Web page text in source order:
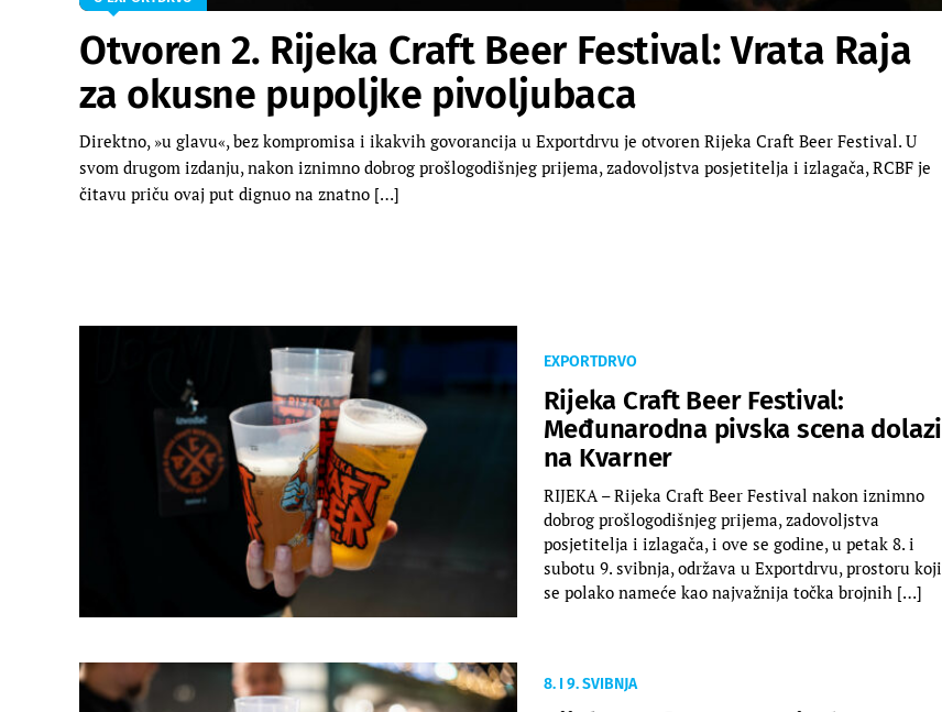
Otvoren 2. Rijeka Craft Beer Festival: Vrata Raja
za okusne pupoljke pivoljubaca
Direktno, »u glavu«, bez kompromisa i ikakvih govorancija u Exportdrvu je otvoren Rijeka Craft Beer Festival. U
svom drugom izdanju, nakon iznimno dobrog prošlogodišnjeg prijema, zadovoljstva posjetitelja i izlagača, RCBF je
čitavu priču ovaj put dignuo na znatno […]
EXPORTDRVO
Rijeka Craft Beer Festival:
Međunarodna pivska scena dolazi
na Kvarner
RIJEKA – Rijeka Craft Beer Festival nakon iznimno
dobrog prošlogodišnjeg prijema, zadovoljstva
posjetitelja i izlagača, i ove se godine, u petak 8. i
subotu 9. svibnja, održava u Exportdrvu, prostoru koji
se polako nameće kao najvažnija točka brojnih […]
8. I 9. SVIBNJA